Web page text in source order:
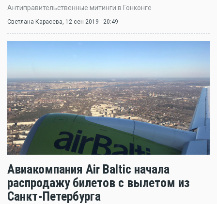
Антиправительственные митинги в Гонконге
Светлана Карасева, 12 сен 2019 - 20:49
Авиакомпания Air Baltic начала
распродажу билетов с вылетом из
Санкт-Петербурга